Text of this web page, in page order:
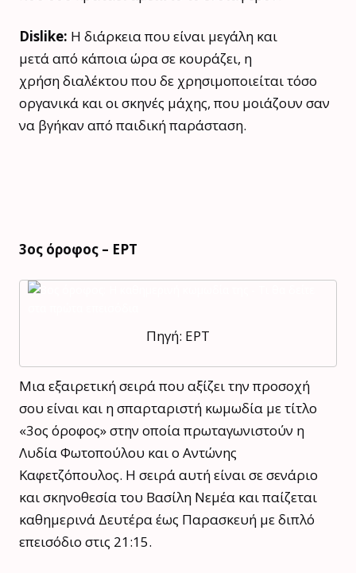
Dislike: Η διάρκεια που είναι μεγάλη και
μετά από κάποια ώρα σε κουράζει, η
χρήση διαλέκτου που δε χρησιμοποιείται τόσο
οργανικά και οι σκηνές μάχης, που μοιάζουν σαν
να βγήκαν από παιδική παράσταση.
3ος όροφος – ΕΡΤ
Πηγή: ΕΡΤ
Μια εξαιρετική σειρά που αξίζει την προσοχή
σου είναι και η σπαρταριστή κωμωδία με τίτλο
«3ος όροφος» στην οποία πρωταγωνιστούν η
Λυδία Φωτοπούλου και ο Αντώνης
Καφετζόπουλος. Η σειρά αυτή είναι σε σενάριο
και σκηνοθεσία του Βασίλη Νεμέα και παίζεται
καθημερινά Δευτέρα έως Παρασκευή με διπλό
επεισόδιο στις 21:15.